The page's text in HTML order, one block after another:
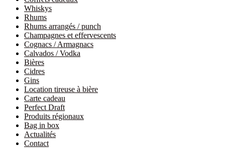
Whiskys
Rhums
Rhums arrangés / punch
Champagnes et effervescents
Cognacs / Armagnacs
Calvados / Vodka
Bières
Cidres
Gins
Location tireuse à bière
Carte cadeau
Perfect Draft
Produits régionaux
Bag in box
Actualités
Contact